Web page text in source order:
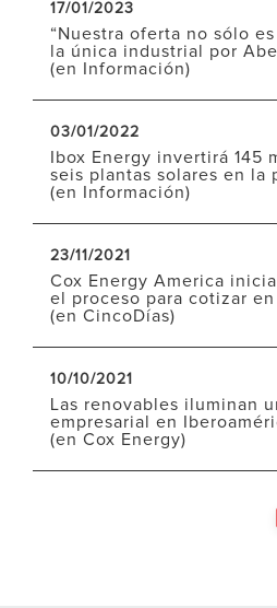
17/01/2023
“Nuestra oferta no sólo
la única industrial por
(en Información)
03/01/2022
Ibox Energy invertirá 145
seis plantas solares en la
(en Información)
23/11/2021
Cox Energy America
el proceso para cotizar en
(en CincoDías)
10/10/2021
Las renovables iluminan
empresarial en
(en Cox Energy)